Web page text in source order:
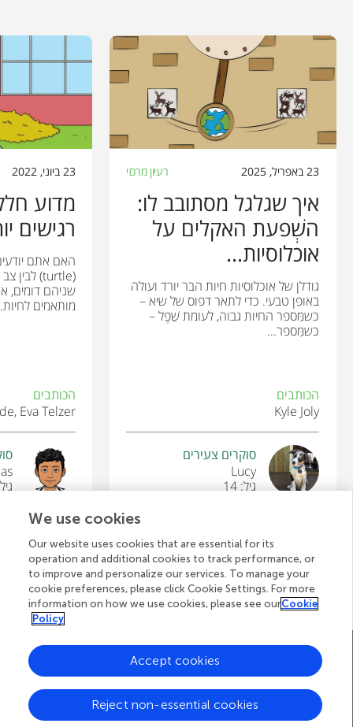
23 באפריל, 2025 רעיון מרכזי
איך שגלגל מסתובב לו:
השְׁפעת האקלים על
אוכלוסיות...
גודלן של אוכלוסיות חיות הבר יורד ועולה
באופן טבעי. כדי לתאר דפוס של שיא –
כשמִּספר החיות גבוה, לעומת שֵׁפֶל –
כשמִּספר...
הכותבים
Kyle Joly
סוקרים צעירים
Lucy
גיל: 14
23 ביוני, 2022
מדוע
רגישים
האם אתם
שניהם דומים,
מותאמים
הכותבים
Eva Telzer
לצפייה בכל המאמרים
דף הבית של Frontiers בלוג צרו קשר
© 2026 Frontiers Media S.A.
We use cookies
Our website uses cookies that are essential for its
operation and additional cookies to track performance, or
to improve and personalize our services. To manage your
cookie preferences, please click Cookie Settings. For more
information on how we use cookies, please see ourCookie
Policy
Reject non-essential cookies
Accept cookies